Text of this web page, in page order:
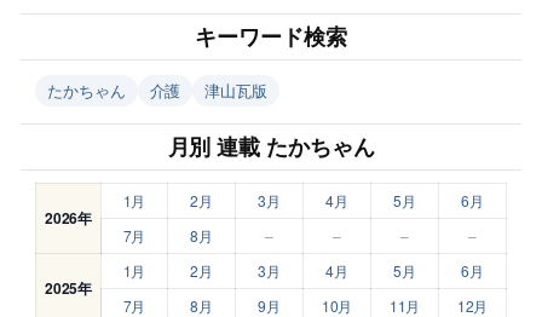
キーワード検索
たかちゃん 介護 津山瓦版
月別 連載 たかちゃん
2026年
1月 2月 3月 4月 5月
6月
7月
8月 – – – –
2025年
1月 2月 3月 4月 5月
6月
7月
8月 9月 10月 11月 12月